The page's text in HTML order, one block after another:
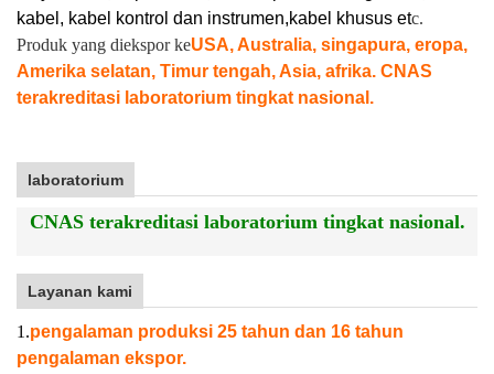
kabel, kabel kontrol dan instrumen,kabel khusus etc.
Produk yang diekspor keUSA, Australia, singapura, eropa,
Amerika selatan, Timur tengah, Asia, afrika. CNAS
terakreditasi laboratorium tingkat nasional.
laboratorium
CNAS terakreditasi laboratorium tingkat nasional.
Layanan kami
1.pengalaman produksi 25 tahun dan 16 tahun
pengalaman ekspor.